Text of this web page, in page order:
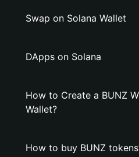
Swap on Solana Wallet
DApps on Solana
How to Create a BUNZ
Wallet?
How to buy BUNZ